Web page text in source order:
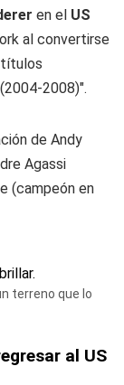
en el US
al convertirse
títulos
2008)".
de Andy
Agassi
(campeón en
terreno que lo
al US